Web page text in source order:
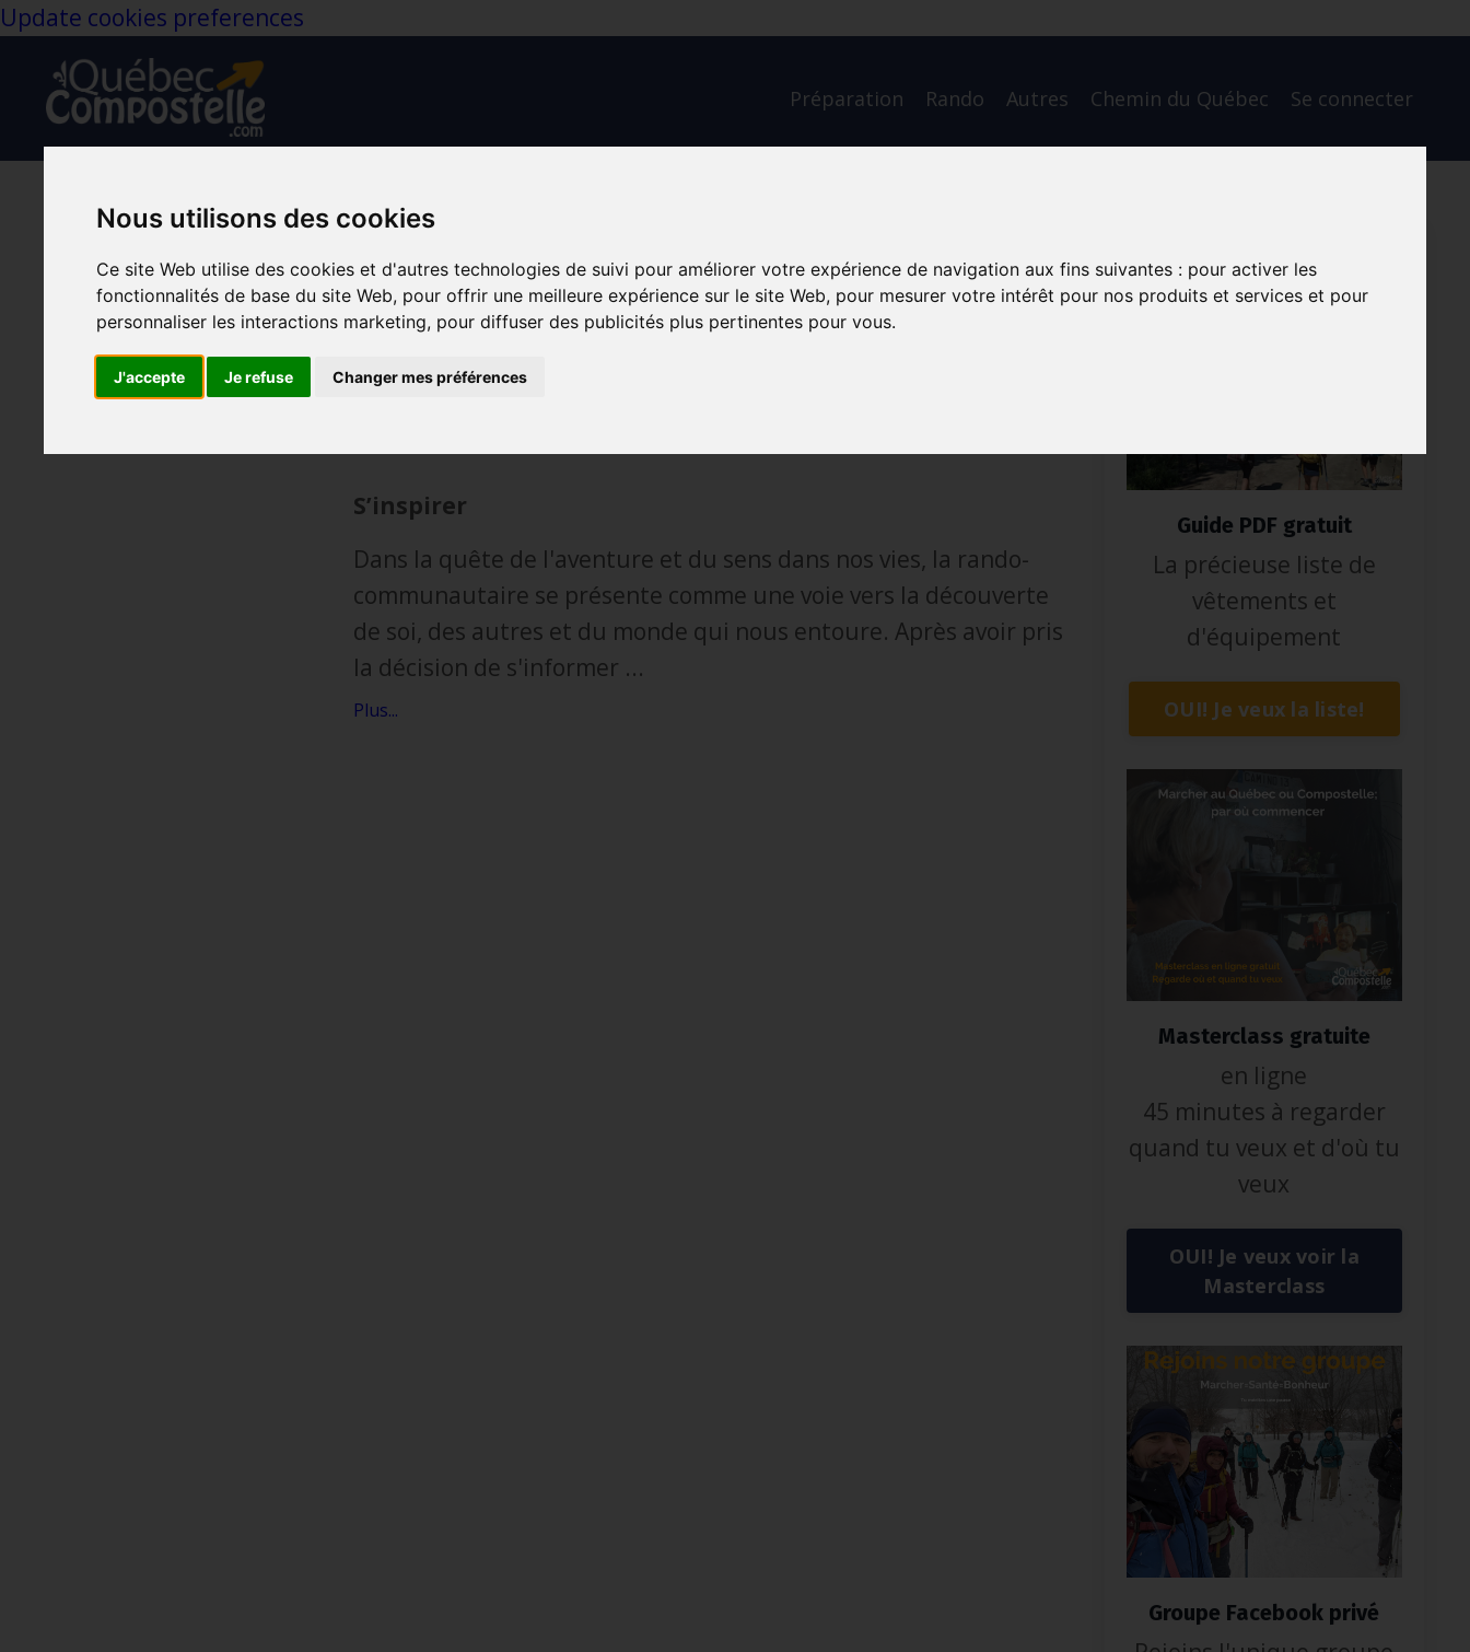
Nous utilisons des cookies
Ce site Web utilise des cookies et d'autres technologies de suivi pour améliorer votre expérience de navigation aux fins suivantes : pour activer les
fonctionnalités de base du site Web, pour offrir une meilleure expérience sur le site Web, pour mesurer votre intérêt pour nos produits et services et pour
personnaliser les interactions marketing, pour diffuser des publicités plus pertinentes pour vous.
J'accepte Je refuse Changer mes préférences
Update cookies preferences
Préparation Rando Autres Chemin du Québec Se connecter
Comment réussir son aventure au Québec ou
Compostelle (étape 2)
Compostelle Motiver Rando-Communautaire
S’inspirer
Dans la quête de l'aventure et du sens dans nos vies, la rando-
communautaire se présente comme une voie vers la découverte
de soi, des autres et du monde qui nous entoure. Après avoir pris
la décision de s'informer ...
Plus...
Guide PDF gratuit
La précieuse liste de
vêtements et
d'équipement
OUI! Je veux la liste!
Masterclass gratuite
en ligne
45 minutes à regarder
quand tu veux et d'où tu
veux
OUI! Je veux voir la
Masterclass
Groupe Facebook privé